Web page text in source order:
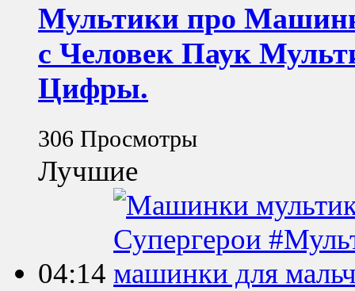
Мультики про
с Человек Паук
Цифры.
306 Просмотры
Лучшие
04:14